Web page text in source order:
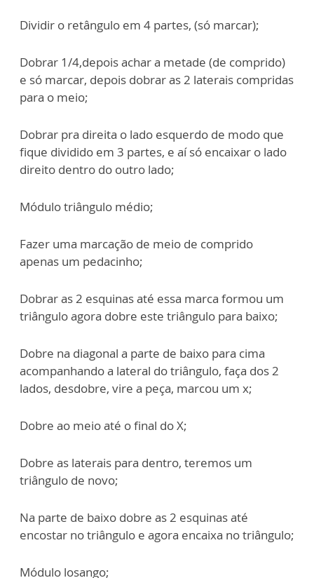
Dividir o retângulo em 4 partes, (só marcar);
Dobrar 1/4,depois achar a metade (de comprido)
e só marcar, depois dobrar as 2 laterais compridas
para o meio;
Dobrar pra direita o lado esquerdo de modo que
fique dividido em 3 partes, e aí só encaixar o lado
direito dentro do outro lado;
Módulo triângulo médio;
Fazer uma marcação de meio de comprido
apenas um pedacinho;
Dobrar as 2 esquinas até essa marca formou um
triângulo agora dobre este triângulo para baixo;
Dobre na diagonal a parte de baixo para cima
acompanhando a lateral do triângulo, faça dos 2
lados, desdobre, vire a peça, marcou um x;
Dobre ao meio até o final do X;
Dobre as laterais para dentro, teremos um
triângulo de novo;
Na parte de baixo dobre as 2 esquinas até
encostar no triângulo e agora encaixa no triângulo;
Módulo losango;